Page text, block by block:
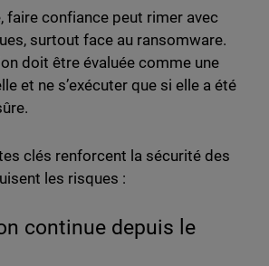
faire confiance peut rimer avec
surtout face au ransomware.
doit être évaluée comme une
et ne s’exécuter que si elle a été
clés renforcent la sécurité des
les risques :
continue depuis le